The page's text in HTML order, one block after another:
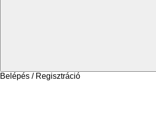
Belépés / Regisztráció